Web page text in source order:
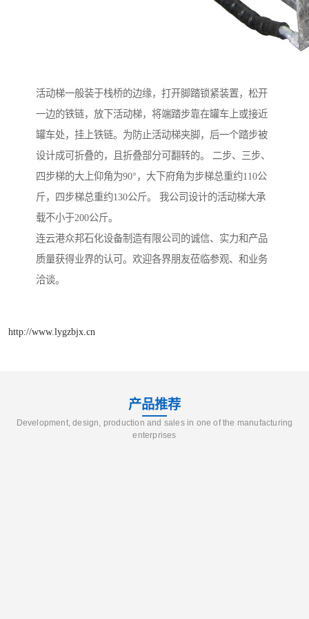
活动梯一般装于栈桥的边缘，打开脚踏锁紧装置，松开
一边的铁链，放下活动梯，将端踏步靠在罐车上或接近
罐车处，挂上铁链。为防止活动梯夹脚，后一个踏步被
设计成可折叠的，且折叠部分可翻转的。 二步、三步、
四步梯的大上仰角为90°，大下府角为步梯总重约110公
斤，四步梯总重约130公斤。 我公司设计的活动梯大承
载不小于200公斤。
连云港众邦石化设备制造有限公司的诚信、实力和产品
质量获得业界的认可。欢迎各界朋友莅临参观、和业务
洽谈。
http://www.lygzbjx.cn
产品推荐
Development, design, production and sales in one of the manufacturing
enterprises